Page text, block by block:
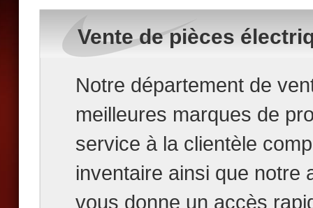
Vente de pièces
Notre département de
meilleures marques de
service à la clientèle
inventaire ainsi que notre
vous donne un accès